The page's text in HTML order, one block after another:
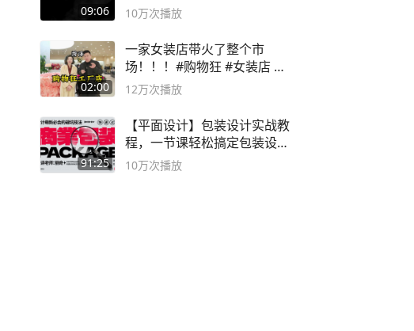
09:06 10万次播放
02:00
一家女装店带火了整个市
场！！！#购物狂 #女装店 #
高品质女装
12万次播放
91:25
【平面设计】包装设计实战教
程，一节课轻松搞定包装设计
流程！
10万次播放